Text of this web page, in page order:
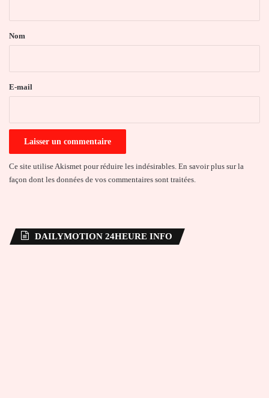
a
e
Nom
E-mail
Ce site utilise Akismet pour réduire les indésirables. En savoir plus sur la
façon dont les données de vos commentaires sont traitées.
DAILYMOTION 24HEURE INFO